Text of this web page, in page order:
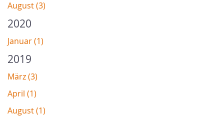
August (3)
2020
Januar (1)
2019
März (3)
April (1)
August (1)